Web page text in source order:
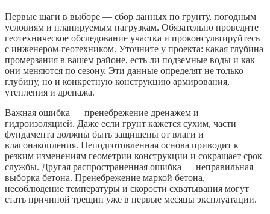
Первые шаги в выборе — сбор данных по грунту, погодным
условиям и планируемым нагрузкам. Обязательно проведите
геотехническое обследование участка и проконсультируйтесь
с инженером-геотехником. Уточните у проекта: какая глубина
промерзания в вашем районе, есть ли подземные воды и как
они меняются по сезону. Эти данные определят не только
глубину, но и конкретную конструкцию армирования,
утепления и дренажа.
Важная ошибка — пренебрежение дренажем и
гидроизоляцией. Даже если грунт кажется сухим, части
фундамента должны быть защищены от влаги и
влагонакопления. Неподготовленная основа приводит к
резким изменениям геометрии конструкции и сокращает срок
службы. Другая распространенная ошибка — неправильная
выборка бетона. Пренебрежение маркой бетона,
несоблюдение температуры и скорости схватывания могут
стать причиной трещин уже в первые месяцы эксплуатации.